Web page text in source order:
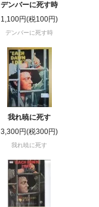
デンバーに死す時
1,100円(税100円)
デンバーに死す時
我れ暁に死す
3,300円(税300円)
我れ暁に死す